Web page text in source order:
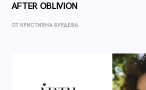
AFTER OBLIVION
ОТ КРИСТИЯНА БУРДЕВА